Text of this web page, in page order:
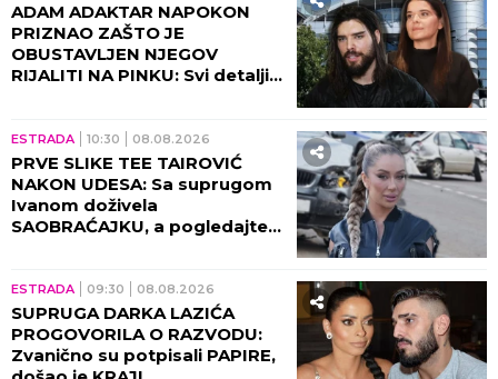
ADAM ADAKTAR NAPOKON
PRIZNAO ZAŠTO JE
OBUSTAVLJEN NJEGOV
RIJALITI NA PINKU: Svi detalji
ESTRADA 10:30 08.08.2026
PRVE SLIKE TEE TAIROVIĆ
NAKON UDESA: Sa suprugom
Ivanom doživela
SAOBRAĆAJKU, a pogledajte
ESTRADA 09:30 08.08.2026
SUPRUGA DARKA LAZIĆA
PROGOVORILA O RAZVODU:
Zvanično su potpisali PAPIRE,